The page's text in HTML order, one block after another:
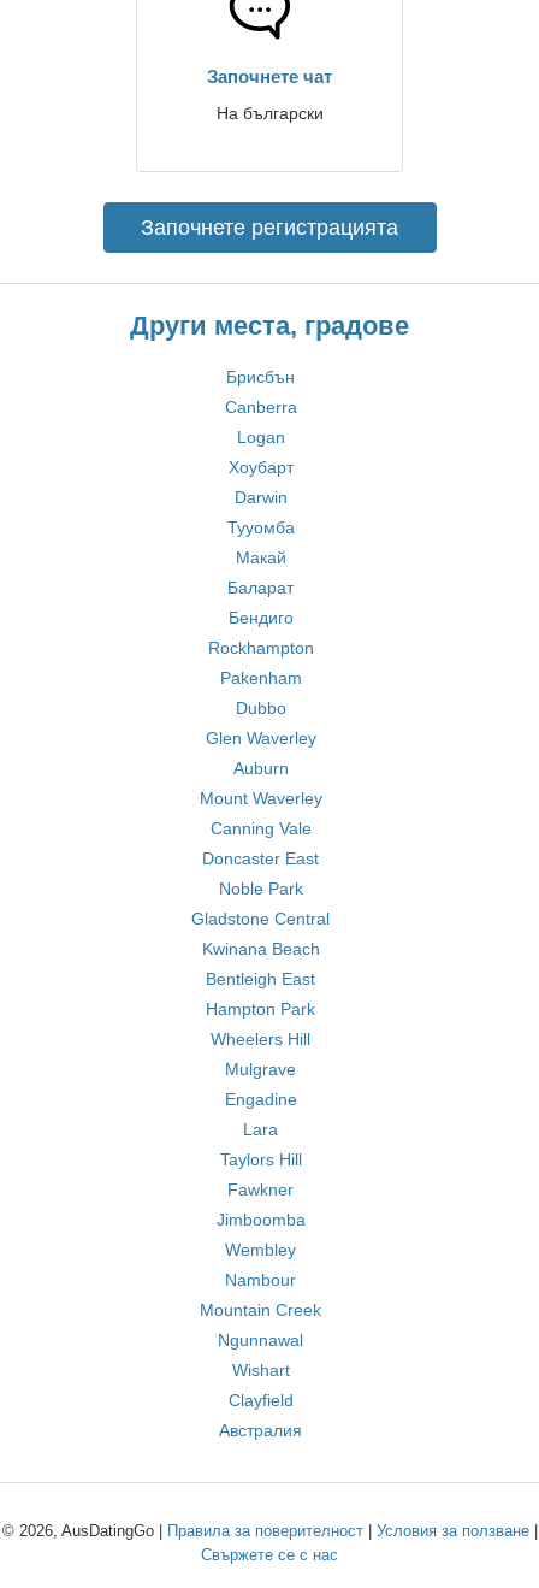
Започнете чат
На български
Започнете регистрацията
Други места, градове
Брисбън
Canberra
Logan
Хоубарт
Darwin
Тууомба
Макай
Баларат
Бендиго
Rockhampton
Pakenham
Dubbo
Glen Waverley
Auburn
Mount Waverley
Canning Vale
Doncaster East
Noble Park
Gladstone Central
Kwinana Beach
Bentleigh East
Hampton Park
Wheelers Hill
Mulgrave
Engadine
Lara
Taylors Hill
Fawkner
Jimboomba
Wembley
Nambour
Mountain Creek
Ngunnawal
Wishart
Clayfield
Австралия
© 2026, AusDatingGo | Правила за поверителност| Условия за ползване|
Свържете се с нас